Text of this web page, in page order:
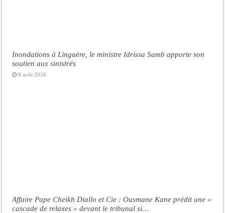
Inondations à Linguère, le ministre Idrissa Samb apporte son
soutien aux sinistrés
8 août 2026
Affaire Pape Cheikh Diallo et Cie : Ousmane Kane prédit une «
cascade de relaxes » devant le tribunal si…